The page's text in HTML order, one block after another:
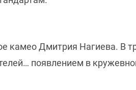
камео Дмитрия Нагиева. В
появлением в